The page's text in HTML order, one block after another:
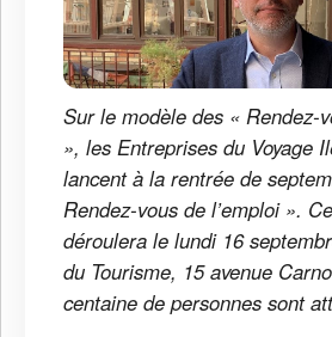
Sur le modèle des « Rendez-
», les Entreprises du Voyage
lancent à la rentrée de
Rendez-vous de l’emploi ».
déroulera le lundi 16
du Tourisme, 15 avenue
centaine de personnes sont